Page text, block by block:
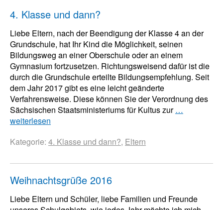
4. Klasse und dann?
Liebe Eltern, nach der Beendigung der Klasse 4 an der
Grundschule, hat Ihr Kind die Möglichkeit, seinen
Bildungsweg an einer Oberschule oder an einem
Gymnasium fortzusetzen. Richtungsweisend dafür ist die
durch die Grundschule erteilte Bildungsempfehlung. Seit
dem Jahr 2017 gibt es eine leicht geänderte
Verfahrensweise. Diese können Sie der Verordnung des
Sächsischen Staatsministeriums für Kultus zur…
weiterlesen
Kategorie: 4. Klasse und dann?, Eltern
Weihnachtsgrüße 2016
Liebe Eltern und Schüler, liebe Familien und Freunde